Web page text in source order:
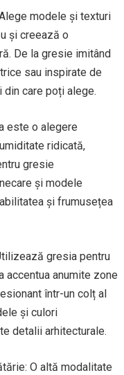
modele și texturi
și creează o
De la gresie imitând
sau inspirate de
care poți alege.
este o alegere
ridicată,
gresie
și modele
și frumusețea
gresia pentru
accentua anumite zone
într-un colț al
și culori
detalii arhitecturale.
O altă modalitate